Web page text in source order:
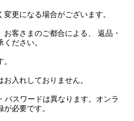
更になる場合がございます。
客さまのご都合による、 返品・
ださい。
入れしておりません。
スワードは異なります。オンラ
必要です。